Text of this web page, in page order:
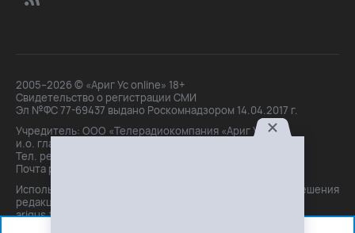
2005–2026 © «Ариг Ус online» 18+
Свидетельство о регистрации СМИ
Эл №ФС 77-69437 выдано Роскомнадзором 14.04.2017 г.
Учредитель: ООО «Телерадиокомпания «Ариг Ус»,
и.о. главного редактора: Маханова О.Б.
Тел. peдakции: +7(3012)21-30-14,
Почта peдakции: editor@arigus.tv
Использование материалов только с письменного разрешения
редакции. При цитировании прямая активная ссылка на
arigus.tv обязательна.